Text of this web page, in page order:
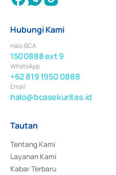
Hubungi Kami
Halo BCA
1500888 ext 9
WhatsApp
+62 819 1950 0888
Email
halo@bcasekuritas.id
Tautan
Tentang Kami
Layanan Kami
Kabar Terbaru